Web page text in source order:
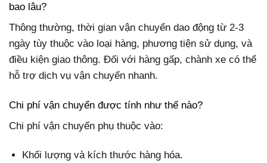
bao lâu?
Thông thường, thời gian vận chuyển dao động từ 2-3
ngày tùy thuộc vào loại hàng, phương tiện sử dụng, và
điều kiện giao thông. Đối với hàng gấp, chành xe có thể
hỗ trợ dịch vụ vận chuyển nhanh.
Chi phí vận chuyển được tính như thế nào?
Chi phí vận chuyển phụ thuộc vào:
Khối lượng và kích thước hàng hóa.